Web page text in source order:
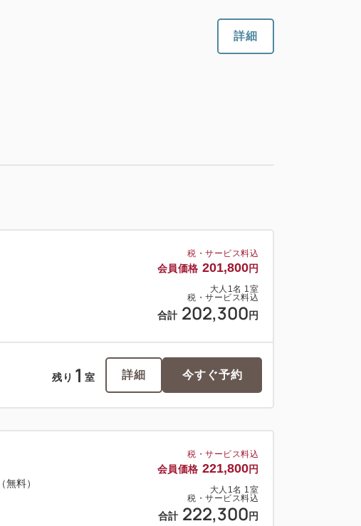
詳細
税・サービス料込
会員価格 201,800円
大人 1名 1室
税・サービス料込
合計 202,300 円
残り 1 室 詳細 今すぐ予約
税・サービス料込
会員価格 221,800円
大人 1名 1室
税・サービス料込
合計 222,300 円
無料）